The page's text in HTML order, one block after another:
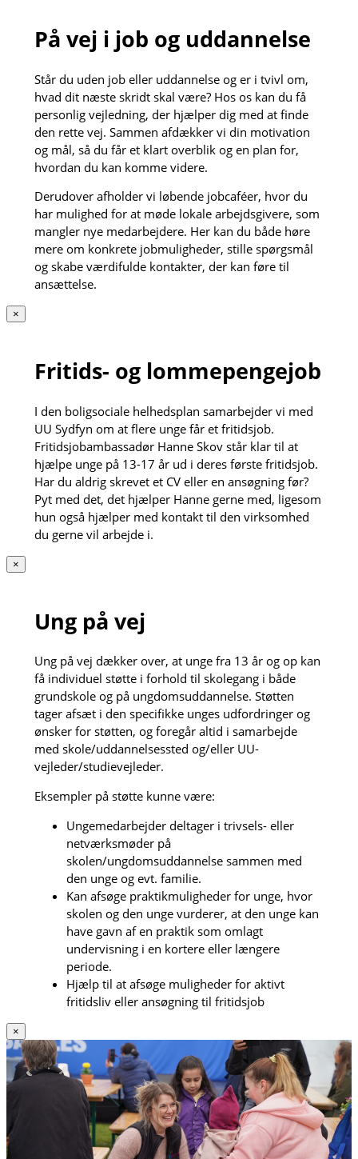
På vej i job og uddannelse
Står du uden job eller uddannelse og er i tvivl om,
hvad dit næste skridt skal være? Hos os kan du få
personlig vejledning, der hjælper dig med at finde
den rette vej. Sammen afdækker vi din motivation
og mål, så du får et klart overblik og en plan for,
hvordan du kan komme videre.
Derudover afholder vi løbende jobcaféer, hvor du
har mulighed for at møde lokale arbejdsgivere, som
mangler nye medarbejdere. Her kan du både høre
mere om konkrete jobmuligheder, stille spørgsmål
og skabe værdifulde kontakter, der kan føre til
ansættelse.
×
Fritids- og lommepengejob
I den boligsociale helhedsplan samarbejder vi med
UU Sydfyn om at flere unge får et fritidsjob.
Fritidsjobambassadør Hanne Skov står klar til at
hjælpe unge på 13-17 år ud i deres første fritidsjob.
Har du aldrig skrevet et CV eller en ansøgning før?
Pyt med det, det hjælper Hanne gerne med, ligesom
hun også hjælper med kontakt til den virksomhed
du gerne vil arbejde i.
×
Ung på vej
Ung på vej dækker over, at unge fra 13 år og op kan
få individuel støtte i forhold til skolegang i både
grundskole og på ungdomsuddannelse. Støtten
tager afsæt i den specifikke unges udfordringer og
ønsker for støtten, og foregår altid i samarbejde
med skole/uddannelsessted og/eller UU-
vejleder/studievejleder.
Eksempler på støtte kunne være:
Ungemedarbejder deltager i trivsels- eller
netværksmøder på
skolen/ungdomsuddannelse sammen med
den unge og evt. familie.
Kan afsøge praktikmuligheder for unge, hvor
skolen og den unge vurderer, at den unge kan
have gavn af en praktik som omlagt
undervisning i en kortere eller længere
periode.
Hjælp til at afsøge muligheder for aktivt
fritidsliv eller ansøgning til fritidsjob
×